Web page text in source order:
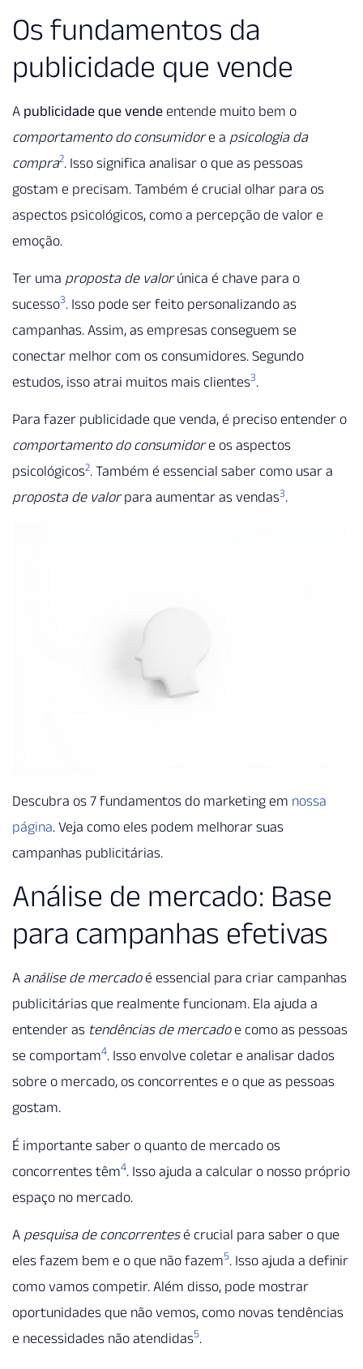
Os fundamentos da
publicidade que vende
A publicidade que vende entende muito bem o
comportamento do consumidore a psicologia da
compra2. Isso significa analisar o que as pessoas
gostam e precisam. Também é crucial olhar para os
aspectos psicológicos, como a percepção de valor e
emoção.
Ter uma proposta de valorúnica é chave para o
sucesso3. Isso pode ser feito personalizando as
campanhas. Assim, as empresas conseguem se
conectar melhor com os consumidores. Segundo
estudos, isso atrai muitos mais clientes3.
Para fazer publicidade que venda, é preciso entender o
comportamento do consumidore os aspectos
psicológicos2. Também é essencial saber como usar a
proposta de valorpara aumentar as vendas3.
Descubra os 7 fundamentos do marketing em nossa
página. Veja como eles podem melhorar suas
campanhas publicitárias.
Análise de mercado: Base
para campanhas efetivas
A análise de mercadoé essencial para criar campanhas
publicitárias que realmente funcionam. Ela ajuda a
entender as tendências de mercadoe como as pessoas
se comportam4. Isso envolve coletar e analisar dados
sobre o mercado, os concorrentes e o que as pessoas
gostam.
É importante saber o quanto de mercado os
concorrentes têm4. Isso ajuda a calcular o nosso próprio
espaço no mercado.
A pesquisa de concorrentesé crucial para saber o que
eles fazem bem e o que não fazem5. Isso ajuda a definir
como vamos competir. Além disso, pode mostrar
oportunidades que não vemos, como novas tendências
e necessidades não atendidas5.